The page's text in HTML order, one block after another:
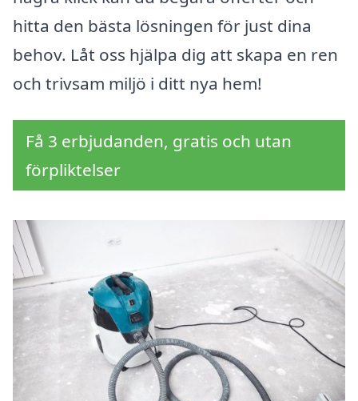
hitta den bästa lösningen för just dina
behov. Låt oss hjälpa dig att skapa en ren
och trivsam miljö i ditt nya hem!
Få 3 erbjudanden, gratis och utan
förpliktelser